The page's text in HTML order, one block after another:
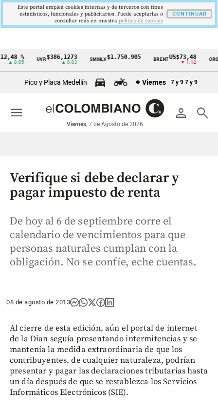
Cintillo
económicos
Colombia
%
▲ 0.05
UVR$386,1273
▲ 0.03
SMMLV$1.750.905 BRENTUS$73,48
▼ 1.12
ORO
Pico y Placa Medellín Viernes 7 y 9 7 y 9
person search
Viernes, 7 de Agosto de 2026
menu
Verifique si debe declarar y
pagar impuesto de renta
De hoy al 6 de septiembre corre el
calendario de vencimientos para que
personas naturales cumplan con la
obligación. No se confíe, eche cuentas.
08 de agosto de 2013
Al cierre de esta edición, aún el portal de internet
de la Dian seguía presentando intermitencias y se
mantenía la medida extraordinaria de que los
contribuyentes, de cualquier naturaleza, podrían
presentar y pagar las declaraciones tributarias hasta
un día después de que se restablezca los Servicios
Informáticos Electrónicos (SIE).
Este portal emplea cookies internas y de terceros con fines
estadísticos, funcionales y publicitarios. Puede aceptarlas o
consultar más en nuestra politica de cookies
CONTINUAR